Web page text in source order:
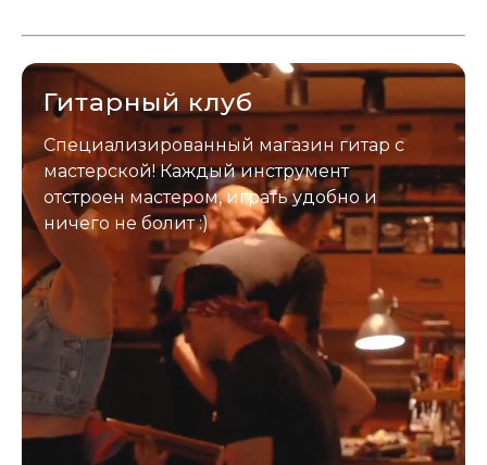
застрахован. Случись что -
Гитарный клуб
Специализированный магазин гитар с
мастерской! Каждый инструмент
отстроен мастером, играть удобно и
ничего не болит :)